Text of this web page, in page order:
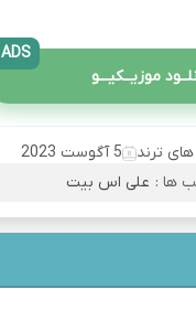
موزیــکیـــو
ADS
ترند
5 آگوست 2023
ها : علی اس بیت